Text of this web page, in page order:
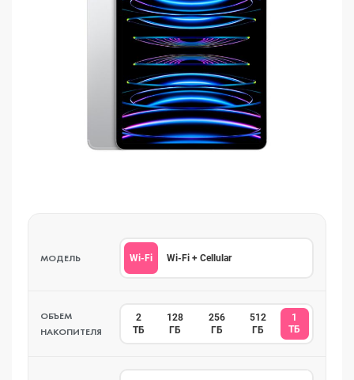
МОДЕЛЬ Wi-Fi Wi-Fi + Cellular
ОБЪЕМ
НАКОПИТЕЛЯ
2
ТБ
128
ГБ
256
ГБ
512
ГБ
1
ТБ